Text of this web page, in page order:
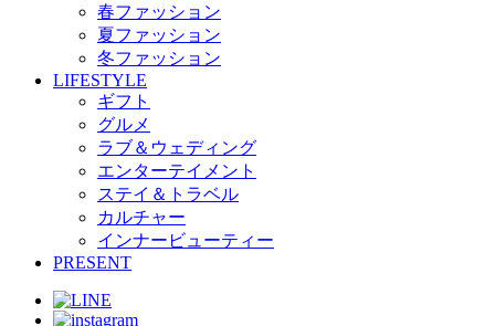
春ファッション
夏ファッション
冬ファッション
LIFESTYLE
ギフト
グルメ
ラブ＆ウェディング
エンターテイメント
ステイ＆トラベル
カルチャー
インナービューティー
PRESENT